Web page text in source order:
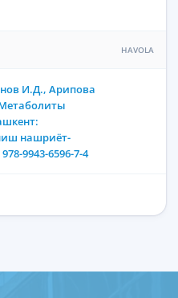
HAVOLA
И.Д., Арипова
нашриёт-
9943-6596-7-4